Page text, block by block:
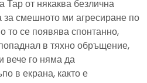
Тар от някаква безлична
за смешното ми агресиране по
то се появява спонтанно,
в тяхно обръщение,
вече го няма да
в екрана, както е